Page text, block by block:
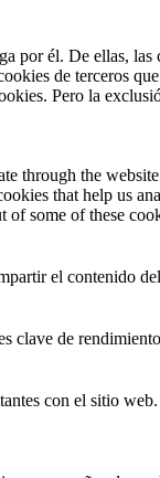
él. De ellas,
de terceros
Pero la
the
that help us
some of these
el contenido
clave de
con el sitio